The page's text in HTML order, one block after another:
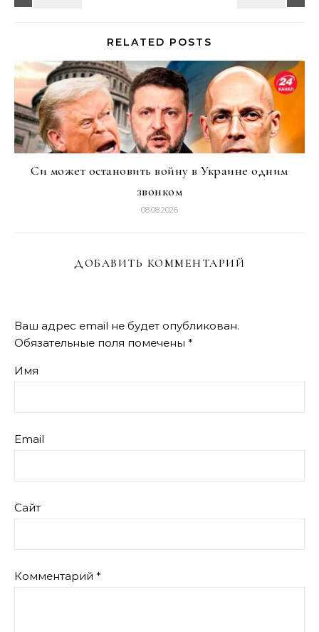
RELATED POSTS
Си может остановить войну в Украине одним
звонком
08.08.2026
ДОБАВИТЬ КОММЕНТАРИЙ
Ваш адрес email не будет опубликован.
Обязательные поля помечены *
Имя
Email
Сайт
Комментарий *